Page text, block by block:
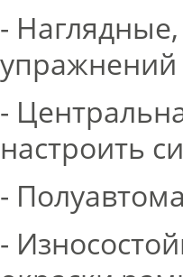
-
упражнений
-
настроить
-
-